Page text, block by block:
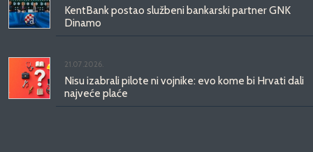
KentBank postao službeni bankarski partner GNK
Dinamo
21.07.2026.
Nisu izabrali pilote ni vojnike: evo kome bi Hrvati dali
najveće plaće